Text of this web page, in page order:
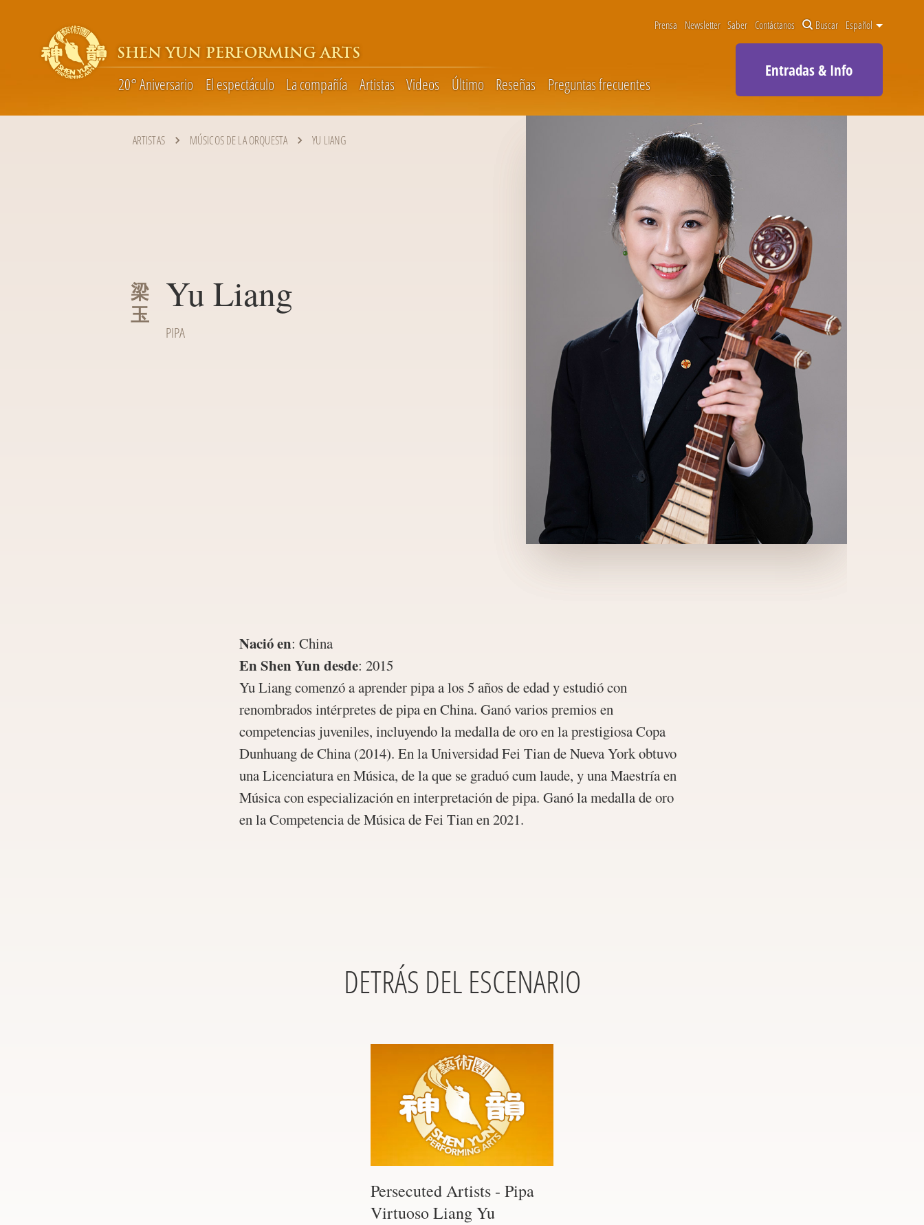
SHEN YUN PERFORMING ARTS
20° Aniversario El espectáculo La compañía Artistas Videos Último Reseñas Preguntas frecuentes
Prensa Newsletter Saber Contáctanos Buscar Español
Entradas & Info
ARTISTAS MÚSICOS DE LA ORQUESTA YU LIANG
梁
玉
Yu Liang
PIPA
Nació en: China
En Shen Yun desde: 2015
Yu Liang comenzó a aprender pipa a los 5 años de edad y estudió con
renombrados intérpretes de pipa en China. Ganó varios premios en
competencias juveniles, incluyendo la medalla de oro en la prestigiosa Copa
Dunhuang de China (2014). En la Universidad Fei Tian de Nueva York obtuvo
una Licenciatura en Música, de la que se graduó cum laude, y una Maestría en
Música con especialización en interpretación de pipa. Ganó la medalla de oro
en la Competencia de Música de Fei Tian en 2021.
DETRÁS DEL ESCENARIO
Persecuted Artists - Pipa
Virtuoso Liang Yu